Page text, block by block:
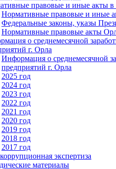
правовые и иные акты в
Нормативные правовые и иные
Федеральные законы, указы
Нормативные правовые акты
о среднемесячной
г. Орла
Информация о среднемесячной
предприятий г. Орла
2025 год
2024 год
2023 год
2022 год
2021 год
2020 год
2019 год
2018 год
2017 год
экспертиза
материалы